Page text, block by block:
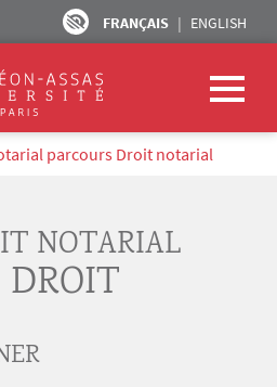
FRANÇAIS ENGLISH
parcours Droit notarial
NOTARIAL
DROIT